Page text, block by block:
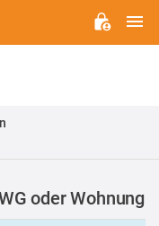
oder Wohnung